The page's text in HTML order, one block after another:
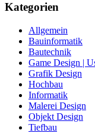
Kategorien
Allgemein
Bauinformatik
Bautechnik
Game Design |
Grafik Design
Hochbau
Informatik
Malerei Design
Objekt Design
Tiefbau